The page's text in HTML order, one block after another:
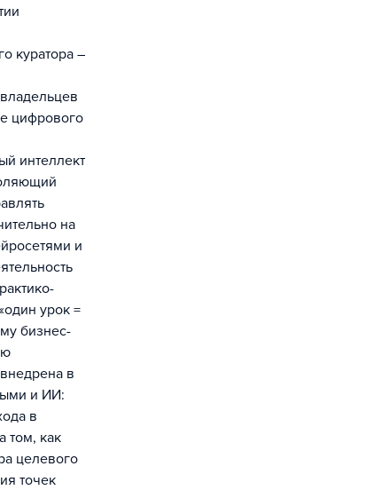
куратора –
цифрового
интеллект
на
и
урок =
бизнес-
в
и ИИ:
в
том, как
целевого
точек